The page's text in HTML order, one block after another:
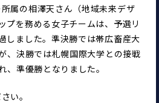
属の相澤天さん（地域未来デザ
プを務める女子チームは、予選リ
しました。準決勝では帯広畜産大
、決勝では札幌国際大学との接戦
準優勝となりました。
い。